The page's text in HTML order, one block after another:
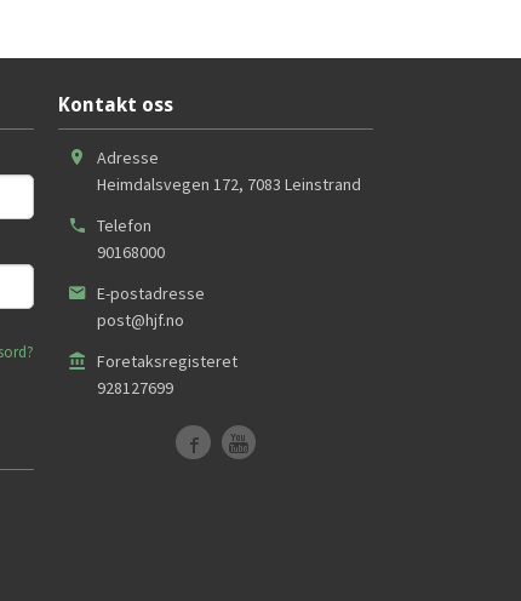
Kontakt oss
Adresse
Heimdalsvegen 172, 7083 Leinstrand
Telefon
90168000
E-postadresse
post@hjf.no
Foretaksregisteret
928127699